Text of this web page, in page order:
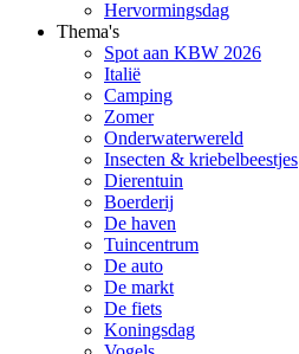
Hervormingsdag
Thema's
Spot aan KBW 2026
Italië
Camping
Zomer
Onderwaterwereld
Insecten & kriebelbeestjes
Dierentuin
Boerderij
De haven
Tuincentrum
De auto
De markt
De fiets
Koningsdag